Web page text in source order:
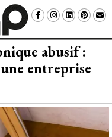
abusif :
entreprise